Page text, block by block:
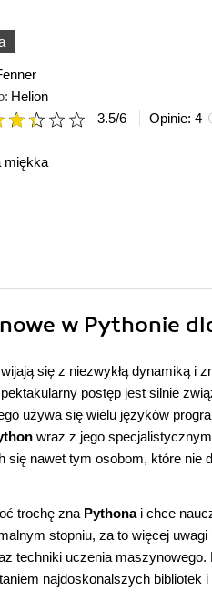
Helion
3.5/6 Opinie: 4
miękka
w Pythonie
się z niezwykłą dynamiką i
postęp jest silnie
używa się wielu języków
wraz z jego
nawet tym osobom, które nie
trochę zna Pythona i chce
stopniu, za to więcej
techniki uczenia
najdoskonalszych bibliotek